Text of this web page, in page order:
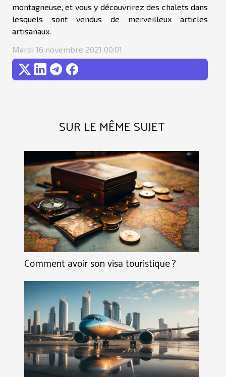
montagneuse, et vous y découvrirez des chalets dans
lesquels sont vendus de merveilleux articles
artisanaux.
Mardi 16 novembre 2021 00:01
SUR LE MÊME SUJET
Comment avoir son visa touristique ?